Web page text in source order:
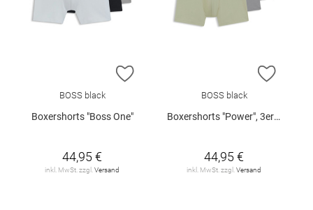
ZUR WUNSCHLISTE HINZUFÜGEN
BOSS black
Boxershorts "Boss One"
44,95 €
inkl. MwSt. zzgl. Versand
ZUR
BOSS black
Boxershorts "Power", 3er-Pack
44,95 €
inkl. MwSt. zzgl. Versand